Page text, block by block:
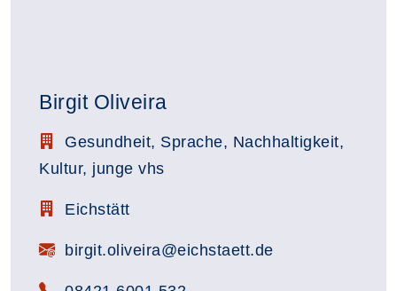
Birgit Oliveira
Stellenbezeichnung:
Gesundheit, Sprache, Nachhaltigkeit,
Kultur, junge vhs
Zimmerbezeichnung:
Eichstätt
E-Mail:birgit.oliveira@eichstaett.de